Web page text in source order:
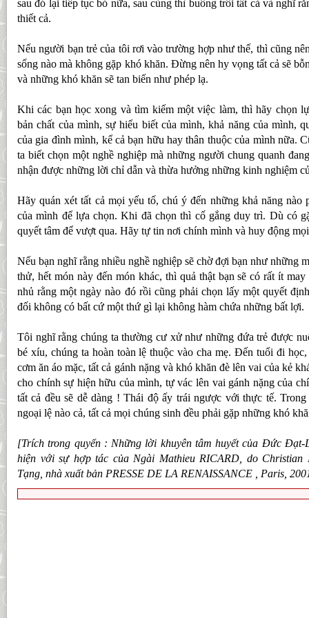
sau đó lại tiếp tục bỏ nữa, sau cùng thì buông trôi tất cả và nghĩ
thiết cả.
Nếu người bạn trẻ của tôi rơi vào trường hợp như thế, thì cũng
sống nào mà không gặp khó khăn. Đừng nên hy vọng tất cả sẽ
và những khó khăn sẽ tan biến như phép lạ.
Khi các bạn học xong và tìm kiếm một việc làm, thì hãy chọn
bản chất của mình, sự hiểu biết của mình, khả năng của mình,
của gia đình mình, kể cả bạn hữu hay thân thuộc của mình nữa.
ta biết chọn một nghề nghiệp mà những người chung quanh
nhận được những lời chỉ dẫn và thừa hưởng những kinh nghiệm
Hãy quán xét tất cả mọi yếu tố, chú ý đến những khả năng nào
của mình để lựa chọn. Khi đã chọn thì cố gắng duy trì. Dù có
quyết tâm để vượt qua. Hãy tự tin nơi chính mình và huy động
Nếu bạn nghĩ rằng nhiều nghề nghiệp sẽ chờ đợi bạn như những
thử, hết món này đến món khác, thì quả thật bạn sẽ có rất ít
nhủ rằng một ngày nào đó rồi cũng phải chọn lấy một quyết
đối không có bất cứ một thứ gì lại không hàm chứa những bất lợi.
Tôi nghĩ rằng chúng ta thường cư xử như những đứa trẻ được
bé xíu, chúng ta hoàn toàn lệ thuộc vào cha mẹ. Đến tuổi đi
cơm ăn áo mặc, tất cả gánh nặng và khó khăn đè lên vai của kẻ
cho chính sự hiện hữu của mình, tự vác lên vai gánh nặng của
tất cả đều sẽ dễ dàng ! Thái độ ấy trái ngược với thực tế.
ngoại lệ nào cả, tất cả mọi chúng sinh đều phải gặp những khó
[Trích trong quyển : Những lời khuyên tâm huyết của Đức Đạt-
hiện với sự hợp tác của Ngài Mathieu RICARD, do Christian
Tạng, nhà xuất bản PRESSE DE LA RENAISSANCE , Paris,